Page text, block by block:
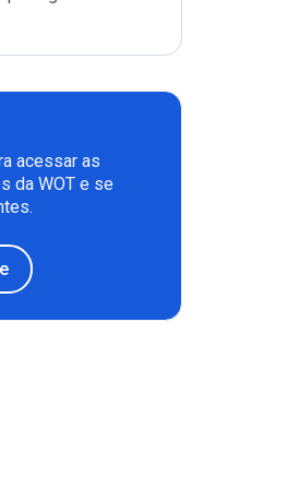
acessar as
da WOT e se